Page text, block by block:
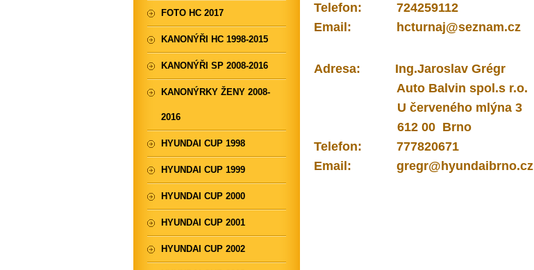
Telefon: 724259112
Email: hcturnaj@seznam.cz
Adresa: Ing.Jaroslav Grégr
Auto Balvin spol.s r.o.
U červeného mlýna 3
612 00 Brno
Telefon: 777820671
Email: gregr@hyundaibrno.cz
FOTO HC 2017
KANONÝŘI HC 1998-2015
KANONÝŘI SP 2008-2016
KANONÝRKY ŽENY 2008-
2016
HYUNDAI CUP 1998
HYUNDAI CUP 1999
HYUNDAI CUP 2000
HYUNDAI CUP 2001
HYUNDAI CUP 2002